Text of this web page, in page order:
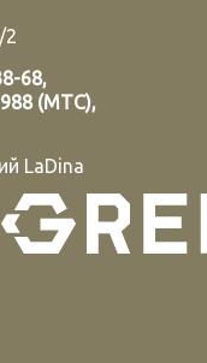
2
68,
(МТС),
LaDina